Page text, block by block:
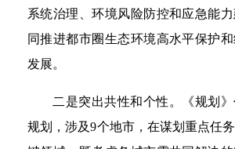
系统治理、环境风险防控和应急能
同推进都市圈生态环境高水平保护
发展。
二是突出共性和个性。《规划
规划，涉及9个地市，在谋划重点任